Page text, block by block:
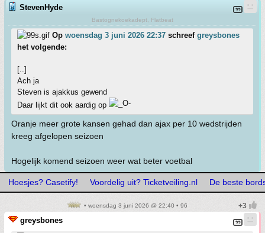
StevenHyde
Bastognekoekadept, Flatbeat
Op woensdag 3 juni 2026 22:37 schreef greysbones
het volgende:
[..]
Ach ja
Steven is ajakkus gewend
Daar lijkt dit ook aardig op
Oranje meer grote kansen gehad dan ajax per 10 wedstrijden
kreeg afgelopen seizoen
Hogelijk komend seizoen weer wat beter voetbal
Hoesjes? Casetify! Voordelig uit? Ticketveiling.nl De beste
• woensdag 3 juni 2026 @ 22:40 • 96
greysbones